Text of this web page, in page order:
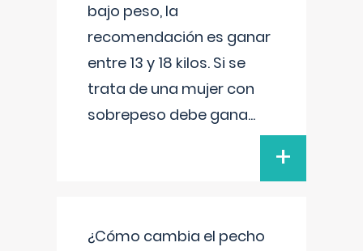
bajo peso, la
recomendación es ganar
entre 13 y 18 kilos. Si se
trata de una mujer con
sobrepeso debe gana...
+
¿Cómo cambia el pecho